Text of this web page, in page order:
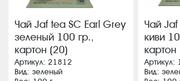
Чай Jaf tea SC Earl Grey
зеленый 100 гр.,
картон (20)
Артикул: 21812
Вид: зеленый
Чай
киви
Артикул:
Вид: